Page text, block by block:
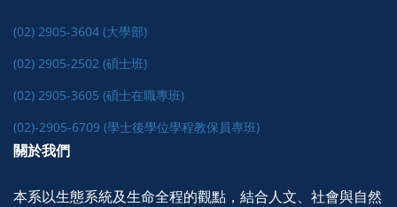
(02) 2905-3604 (大學部)
(02) 2905-2502 (碩士班)
(02) 2905-3605 (碩士在職專班)
(02)-2905-6709 (學士後學位學程教保員專班)
關於我們
本系以生態系統及生命全程的觀點，結合人文、社會與自然